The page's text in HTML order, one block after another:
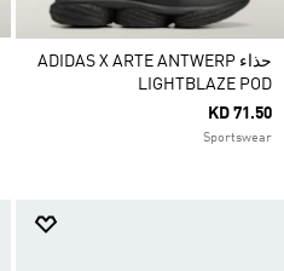
حذاء ADIDAS X ARTE ANTWERP
LIGHTBLAZE POD
KD 71.50
Sportswear